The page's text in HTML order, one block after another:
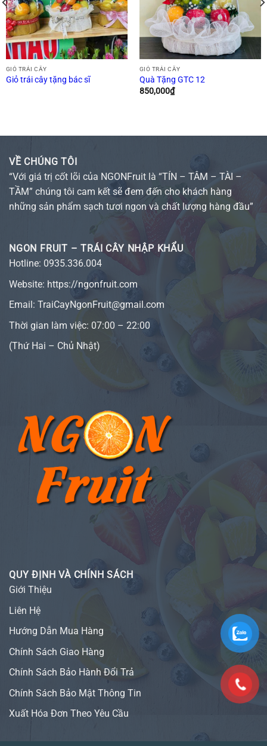
GIỎ TRÁI CÂY
Giỏ trái cây tặng bác sĩ
GIỎ TRÁI CÂY
Quà Tặng GTC 12
850,000₫
VỀ CHÚNG TÔI
“Với giá trị cốt lõi của NGONFruit là “TÍN – TÂM – TÀI –
TẦM” chúng tôi cam kết sẽ đem đến cho khách hàng
những sản phẩm sạch tươi ngon và chất lượng hàng đầu”
NGON FRUIT – TRÁI CÂY NHẬP KHẨU
Hotline: 0935.336.004
Website: https://ngonfruit.com
Email: TraiCayNgonFruit@gmail.com
Thời gian làm việc: 07:00 – 22:00
(Thứ Hai – Chủ Nhật)
QUY ĐỊNH VÀ CHÍNH SÁCH
Giới Thiệu
Liên Hệ
Hướng Dẫn Mua Hàng
Chính Sách Giao Hàng
Chính Sách Bảo Hành Đổi Trả
Chính Sách Bảo Mật Thông Tin
Xuất Hóa Đơn Theo Yêu Cầu